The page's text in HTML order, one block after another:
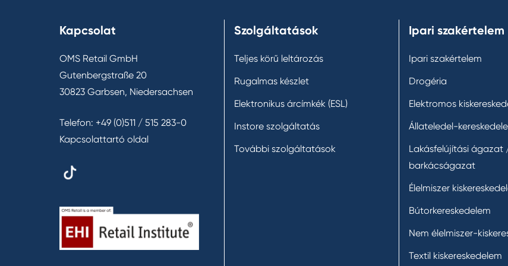
Kapcsolat
OMS Retail GmbH
Gutenbergstraße 20
30823 Garbsen, Niedersachsen
Telefon: +49 (0)511 / 515 283-0
Kapcsolattartó oldal
Szolgáltatások
Teljes körű leltározás
Rugalmas készlet
Elektronikus árcímkék (ESL)
Instore szolgáltatás
További szolgáltatások
Ipari szakértelem
Ipari szakértelem
Drogéria
Elektromos
Állateledel-
Lakásfelújítási ágazat
barkácságazat
Élelmiszer
Bútorkereskedelem
Nem élelmiszer-
Textil kiskereskedelem